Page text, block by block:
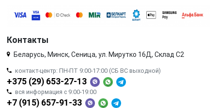
Контакты
Беларусь, Минск, Сеница, ул. Мирутко 16Д, Склад С2
контакт-центр: ПН-ПТ 9:00-17:00 (СБ ВС выходной)
+375 (29) 653-27-13
вся информация с 9:00-19:00
+7 (915) 657-91-33